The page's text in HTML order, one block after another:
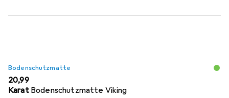
Bodenschutzmatte
EUR
20,99
Karat Bodenschutzmatte Viking